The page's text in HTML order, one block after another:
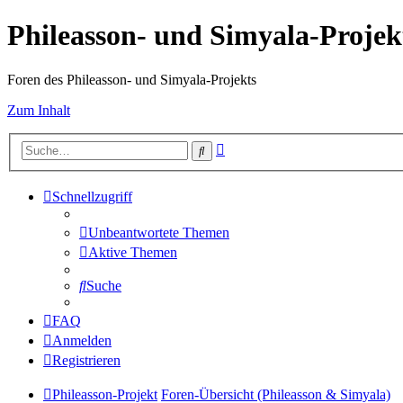
Phileasson- und Simyala-
Foren des Phileasson- und Simyala-Projekts
Zum Inhalt
Suche
Schnellzugriff
Unbeantwortete Themen
Aktive Themen
Suche
FAQ
Anmelden
Registrieren
Phileasson-Projekt Foren-Übersicht (Phileasson & Simyala)